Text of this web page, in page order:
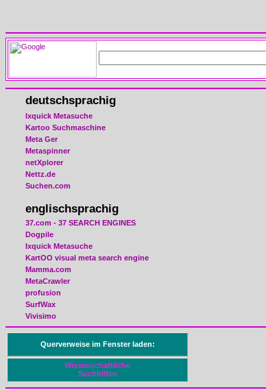
deutschsprachig
Ixquick Metasuche
Kartoo Suchmaschine
Meta Ger
Metaspinner
netXplorer
Nettz.de
Suchen.com
englischsprachig
37.com - 37 SEARCH ENGINES
Dogpile
Ixquick Metasuche
KartOO visual meta search engine
Mamma.com
MetaCrawler
profusion
SurfWax
Vivisimo
Querverweise im Fenster laden:
Wissenschaftliche
Suchhilfen